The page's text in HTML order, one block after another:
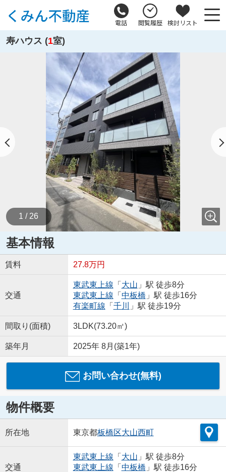
電話 閲覧履歴 検討リスト
寿ハウス (1室)
1 / 26
基本情報
賃料 27.8万円
交通
東武東上線 「 大山 」駅 徒歩8分
東武東上線 「 中板橋 」駅 徒歩16分
有楽町線 「 千川 」駅 徒歩19分
間取り(面積) 3LDK(73.20㎡)
築年月 2025年 8月(築1年)
お問い合わせ(無料)
物件概要
所在地 東京都板橋区大山西町
交通
東武東上線 「 大山 」駅 徒歩8分
東武東上線 「 中板橋 」駅 徒歩16分